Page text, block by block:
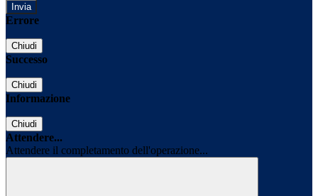
Errore
Chiudi
Successo
Chiudi
Informazione
Chiudi
Attendere...
Attendere il completamento dell'operazione...